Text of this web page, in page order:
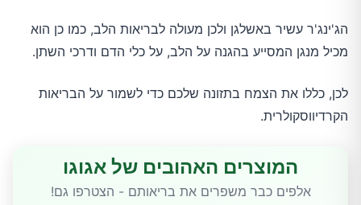
הג'ינג'ר עשיר באשלגן ולכן מעולה לבריאות הלב, כמו כן הוא
מכיל מנגן המסייע בהגנה על הלב, על כלי הדם ודרכי השתן.
לכן, כללו את הצמח בתזונה שלכם כדי לשמור על הבריאות
הקרדיווסקולרית.
המוצרים האהובים של אגוגו
אלפים כבר משפרים את בריאותם - הצטרפו גם!